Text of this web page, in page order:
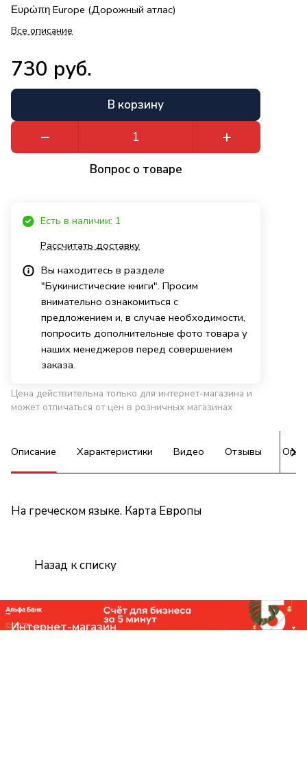
Ευρώπη Europe (Дорожный атлас)
Все описание
730 руб.
В корзину
Вопрос о товаре
Есть в наличии: 1
Рассчитать доставку
Вы находитесь в разделе
"Букинистические книги". Просим
внимательно ознакомиться с
предложением и, в случае необходимости,
попросить дополнительные фото товара у
наших менеджеров перед совершением
заказа.
Цена действительна только для интернет-магазина и
может отличаться от цен в розничных магазинах
Описание Характеристики Видео Отзывы
На греческом языке. Карта Европы
Назад к списку
Интернет-магазин